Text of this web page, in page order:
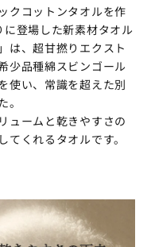
クコットンタオルを作
登場した新素材タオル
は、超甘撚りエクスト
少品種綿スビンゴール
使い、常識を超えた別
ュームと乾きやすさの
くれるタオルです。